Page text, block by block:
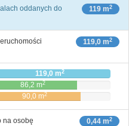
119 m2
oddanych do
119,0 m2
119,0 m2
86,2 m2
90,0 m2
0,44 m2
na osobę